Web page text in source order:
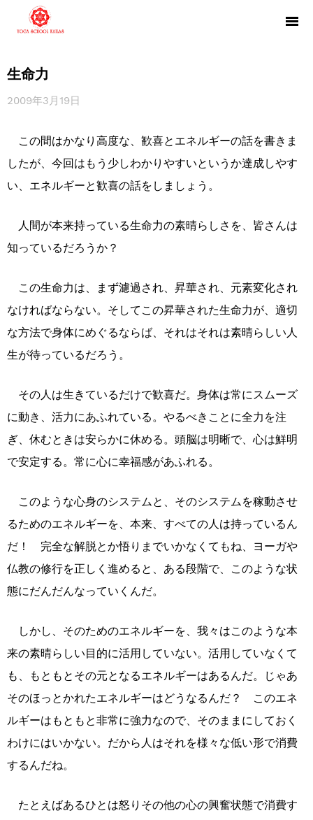
生命力
2009年3月19日
この間はかなり高度な、歓喜とエネルギーの話を書きま
したが、今回はもう少しわかりやすいというか達成しやす
い、エネルギーと歓喜の話をしましょう。
人間が本来持っている生命力の素晴らしさを、皆さんは
知っているだろうか？
この生命力は、まず濾過され、昇華され、元素変化され
なければならない。そしてこの昇華された生命力が、適切
な方法で身体にめぐるならば、それはそれは素晴らしい人
生が待っているだろう。
その人は生きているだけで歓喜だ。身体は常にスムーズ
に動き、活力にあふれている。やるべきことに全力を注
ぎ、休むときは安らかに休める。頭脳は明晰で、心は鮮明
で安定する。常に心に幸福感があふれる。
このような心身のシステムと、そのシステムを稼動させ
るためのエネルギーを、本来、すべての人は持っているん
だ！ 完全な解脱とか悟りまでいかなくてもね、ヨーガや
仏教の修行を正しく進めると、ある段階で、このような状
態にだんだんなっていくんだ。
しかし、そのためのエネルギーを、我々はこのような本
来の素晴らしい目的に活用していない。活用していなくて
も、もともとその元となるエネルギーはあるんだ。じゃあ
そのほっとかれたエネルギーはどうなるんだ？ このエネ
ルギーはもともと非常に強力なので、そのままにしておく
わけにはいかない。だから人はそれを様々な低い形で消費
するんだね。
たとえばあるひとは怒りその他の心の興奮状態で消費す